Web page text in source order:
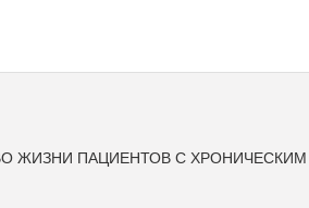
ЖИЗНИ ПАЦИЕНТОВ С